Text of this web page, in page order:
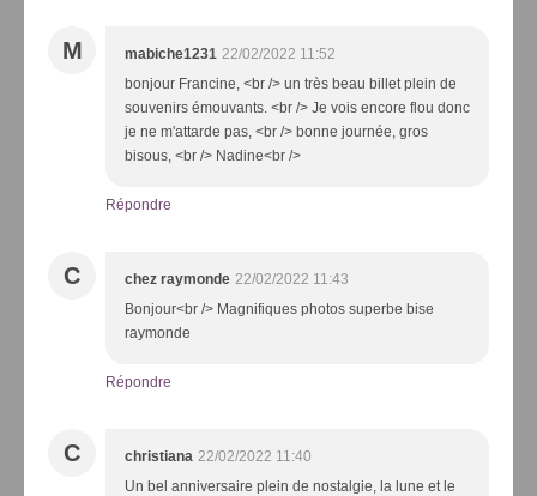
M mabiche1231 22/02/2022 11:52
bonjour Francine, <br /> un très beau billet plein de
souvenirs émouvants. <br /> Je vois encore flou donc
je ne m'attarde pas, <br /> bonne journée, gros
bisous, <br /> Nadine<br />
Répondre
C chez raymonde 22/02/2022 11:43
Bonjour<br /> Magnifiques photos superbe bise
raymonde
Répondre
C christiana 22/02/2022 11:40
Un bel anniversaire plein de nostalgie, la lune et le